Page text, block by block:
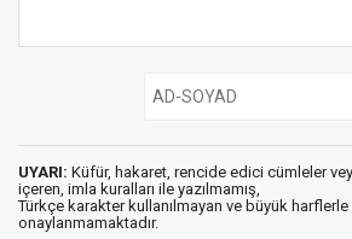
UYARI: Küfür, hakaret, rencide edici cümleler
içeren, imla kuralları ile yazılmamış,
Türkçe karakter kullanılmayan ve büyük harflerle
onaylanmamaktadır.